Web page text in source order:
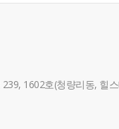
1602호(청량리동, 힐